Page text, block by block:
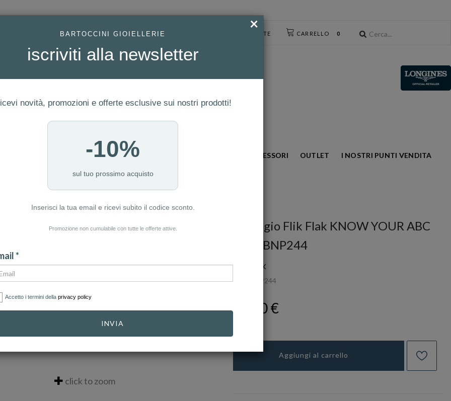
CARRELLO 0
ACCESSO UTENTE
GIOIELLI MODA OROLOGI ACCESSORI OUTLET I NOSTRI PUNTI VENDITA
click to zoom
Orologio Flik Flak KNOW YOUR ABC
Ref. FBNP244
FLIK FLAK
FBNP244
44,00 €
Aggiungi al carrello
×
BARTOCCINI GIOIELLERIE
iscriviti alla newsletter
novità, promozioni e offerte esclusive sui nostri prodotti!
-10%
sul tuo prossimo acquisto
Inserisci la tua email e ricevi subito il codice sconto.
Promozione non cumulabile con tutte le offerte attive.
*
Accetto i termini della privacy policy
INVIA